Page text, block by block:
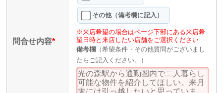
問合せ内容*
その他（備考欄に記入）
※来店希望の場合はページ下部にある来店希
望日時と来店したい店舗をご選択ください
備考欄 （希望条件・その他質問がございまし
たらご記入ください。）